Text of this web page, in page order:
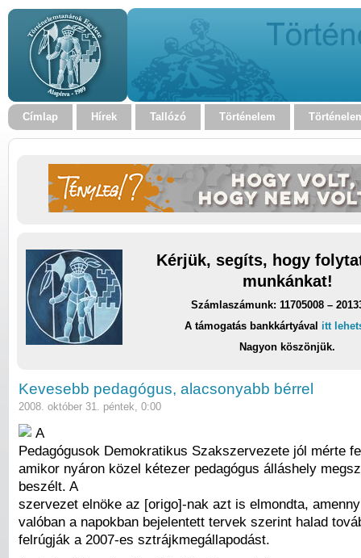
Címlap Hírek Tallózó Történelem
Kérjük, segíts, hogy
munkánkat!
Számlaszámunk: 11705008 –
A támogatás bankkártyával itt
Nagyon köszönjük.
Kevesebb pedagógus, alacsonyabb bérrel
2008. október 31. péntek, 0:00
A
Pedagógusok Demokratikus Szakszervezete jól mérte
amikor nyáron közel kétezer pedagógus álláshely
beszélt. A
szervezet elnöke az [origo]-nak azt is elmondta,
valóban a napokban bejelentett tervek szerint halad
felrúgják a 2007-es sztrájkmegállapodást.